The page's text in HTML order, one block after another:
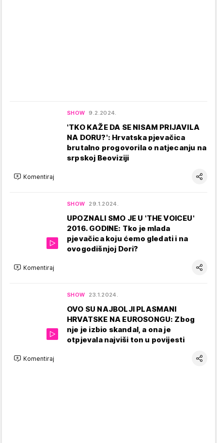
SHOW 9.2.2024.
'TKO KAŽE DA SE NISAM PRIJAVILA
NA DORU?': Hrvatska pjevačica
brutalno progovorila o natjecanju na
srpskoj Beoviziji
Komentiraj
SHOW 29.1.2024.
UPOZNALI SMO JE U 'THE VOICEU'
2016. GODINE: Tko je mlada
pjevačica koju ćemo gledati i na
ovogodišnjoj Dori?
Komentiraj
SHOW 23.1.2024.
OVO SU NAJBOLJI PLASMANI
HRVATSKE NA EUROSONGU: Zbog
nje je izbio skandal, a ona je
otpjevala najviši ton u povijesti
Komentiraj